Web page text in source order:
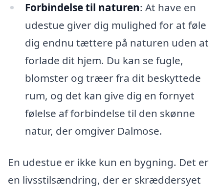
Forbindelse til naturen: At have en
udestue giver dig mulighed for at føle
dig endnu tættere på naturen uden at
forlade dit hjem. Du kan se fugle,
blomster og træer fra dit beskyttede
rum, og det kan give dig en fornyet
følelse af forbindelse til den skønne
natur, der omgiver Dalmose.
En udestue er ikke kun en bygning. Det er
en livsstilsændring, der er skræddersyet